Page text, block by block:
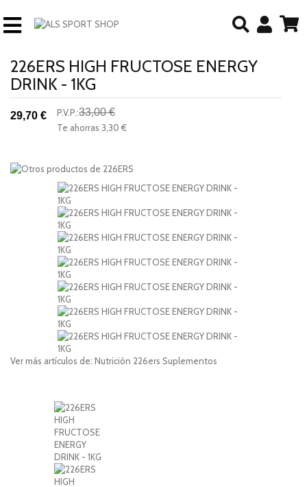
226ERS HIGH FRUCTOSE ENERGY
DRINK - 1KG
29,70 € P.V.P.:33,00 €
Te ahorras 3,30 €
Ver más artículos de: Nutrición 226ers Suplementos